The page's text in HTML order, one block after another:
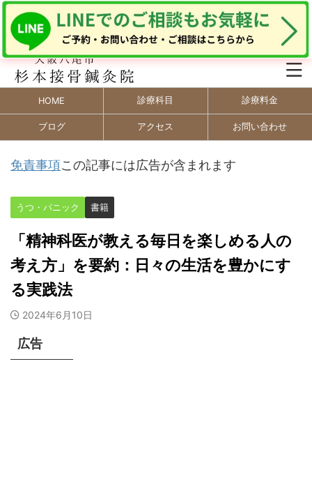
HOME 診療科目 診療料金
ブログ アクセス お問い合わせ
免責事項この記事には広告が含まれます
うつ・パニック 書籍
「精神科医が教える毎日を楽しめる人の
考え方」を要約：日々の生活を豊かにす
る実践法
2024年6月10日
広告